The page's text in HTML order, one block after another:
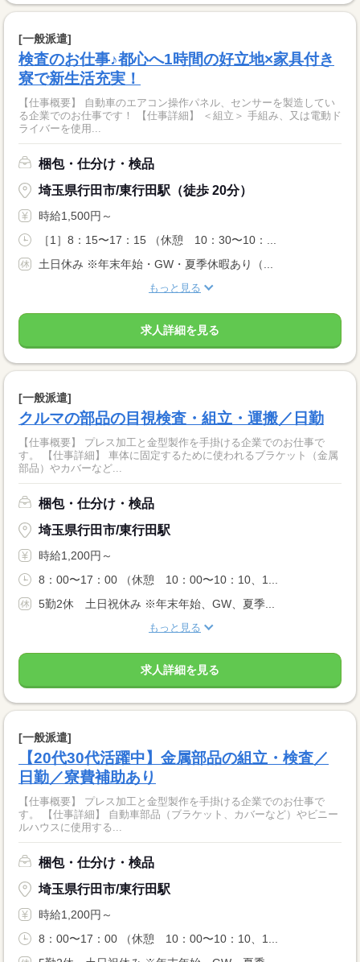
[一般派遣]
検査のお仕事♪都心へ1時間の好立地×家具付き
寮で新生活充実！
【仕事概要】 自動車のエアコン操作パネル、センサーを製造してい
る企業でのお仕事です！ 【仕事詳細】 ＜組立＞ 手組み、又は電動ド
ライバーを使用...
梱包・仕分け・検品
埼玉県行田市/東行田駅（徒歩 20分）
時給1,500円～
［1］8：15〜17：15 （休憩 10：30〜10：...
土日休み ※年末年始・GW・夏季休暇あり（...
もっと見る
求人詳細を見る
[一般派遣]
クルマの部品の目視検査・組立・運搬／日勤
【仕事概要】 プレス加工と金型製作を手掛ける企業でのお仕事で
す。 【仕事詳細】 車体に固定するために使われるブラケット（金属
部品）やカバーなど...
梱包・仕分け・検品
埼玉県行田市/東行田駅
時給1,200円～
8：00〜17：00 （休憩 10：00〜10：10、1...
5勤2休 土日祝休み ※年末年始、GW、夏季...
もっと見る
求人詳細を見る
[一般派遣]
【20代30代活躍中】金属部品の組立・検査／
日勤／寮費補助あり
【仕事概要】 プレス加工と金型製作を手掛ける企業でのお仕事で
す。 【仕事詳細】 自動車部品（ブラケット、カバーなど）やビニー
ルハウスに使用する...
梱包・仕分け・検品
埼玉県行田市/東行田駅
時給1,200円～
8：00〜17：00 （休憩 10：00〜10：10、1...